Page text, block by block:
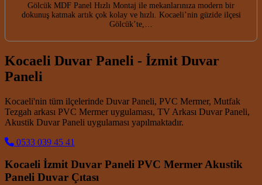
Gölcük MDF Panel Hızlı Montaj ile mekanlarınıza modern bir
dokunuş katmak artık çok kolay ve hızlı. Kocaeli’nin güzide ilçesi
Gölcük’te,…
Kocaeli Duvar Paneli - İzmit Duvar
Paneli
Kocaeli'nin tüm ilçelerinde Duvar Paneli, PVC Mermer, Mutfak
Tezgah arkası PVC Mermer uygulaması, TV Arkası Duvar Paneli,
Akustik Duvar Paneli uygulaması yapılmaktadır.
0533 039 45 41
Kocaeli İzmit Duvar Paneli PVC Mermer Akustik
Paneli Duvar Çıtası